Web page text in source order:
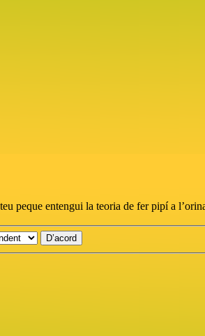
peque entengui la teoria de fer pipí a